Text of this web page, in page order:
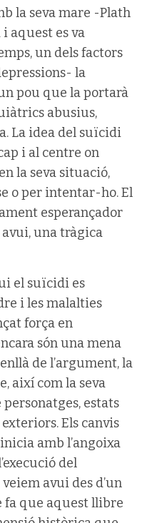
la seva mare -Plath
aquest es va
un dels factors
la
pou que la portarà
abusius,
La idea del suïcidi
i al centre on
la seva situació,
o per intentar-ho. El
esperançador
una tràgica
el suïcidi es
i les malalties
força en
són una mena
de l’argument, la
així com la seva
personatges, estats
Els canvis
amb l’angoixa
del
avui des d’un
fa que aquest llibre